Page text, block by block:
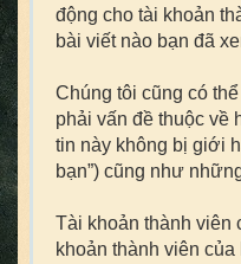
động cho tài khoản
bài viết nào bạn đã
Chúng tôi cũng có
phải vấn đề thuộc về
tin này không bị giới
bạn”) cũng như
Tài khoản thành viên
khoản thành viên